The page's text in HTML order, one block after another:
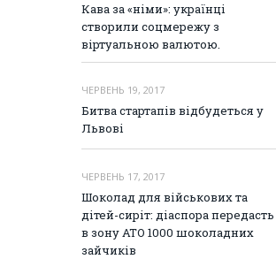
Кава за «німи»: українці
створили соцмережу з
віртуальною валютою.
ЧЕРВЕНЬ 19, 2017
Битва стартапів відбудеться у
Львові
ЧЕРВЕНЬ 17, 2017
Шоколад для військових та
дітей-сиріт: діаспора передасть
в зону АТО 1000 шоколадних
зайчиків